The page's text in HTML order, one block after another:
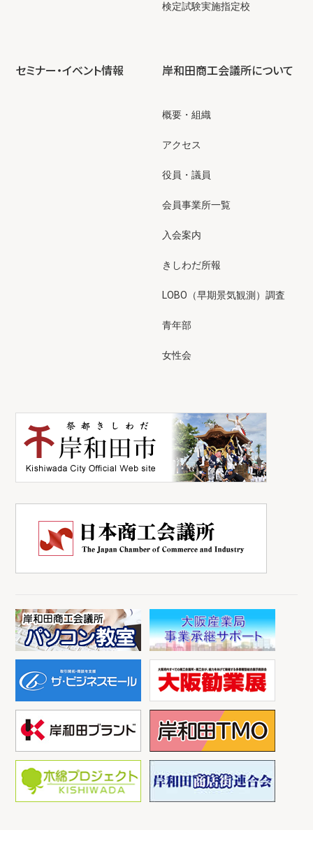
検定試験実施指定校
セミナー・イベント情報 岸和田商工会議所について
概要・組織
アクセス
役員・議員
会員事業所一覧
入会案内
きしわだ所報
LOBO（早期景気観測）調査
青年部
女性会